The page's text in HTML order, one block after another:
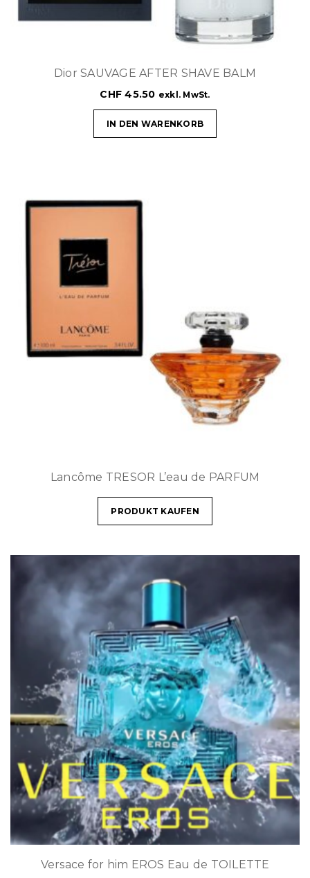
Dior SAUVAGE AFTER SHAVE BALM
CHF 45.50 exkl. MwSt.
IN DEN WARENKORB
Lancôme TRESOR L’eau de PARFUM
PRODUKT KAUFEN
Versace for him EROS Eau de TOILETTE